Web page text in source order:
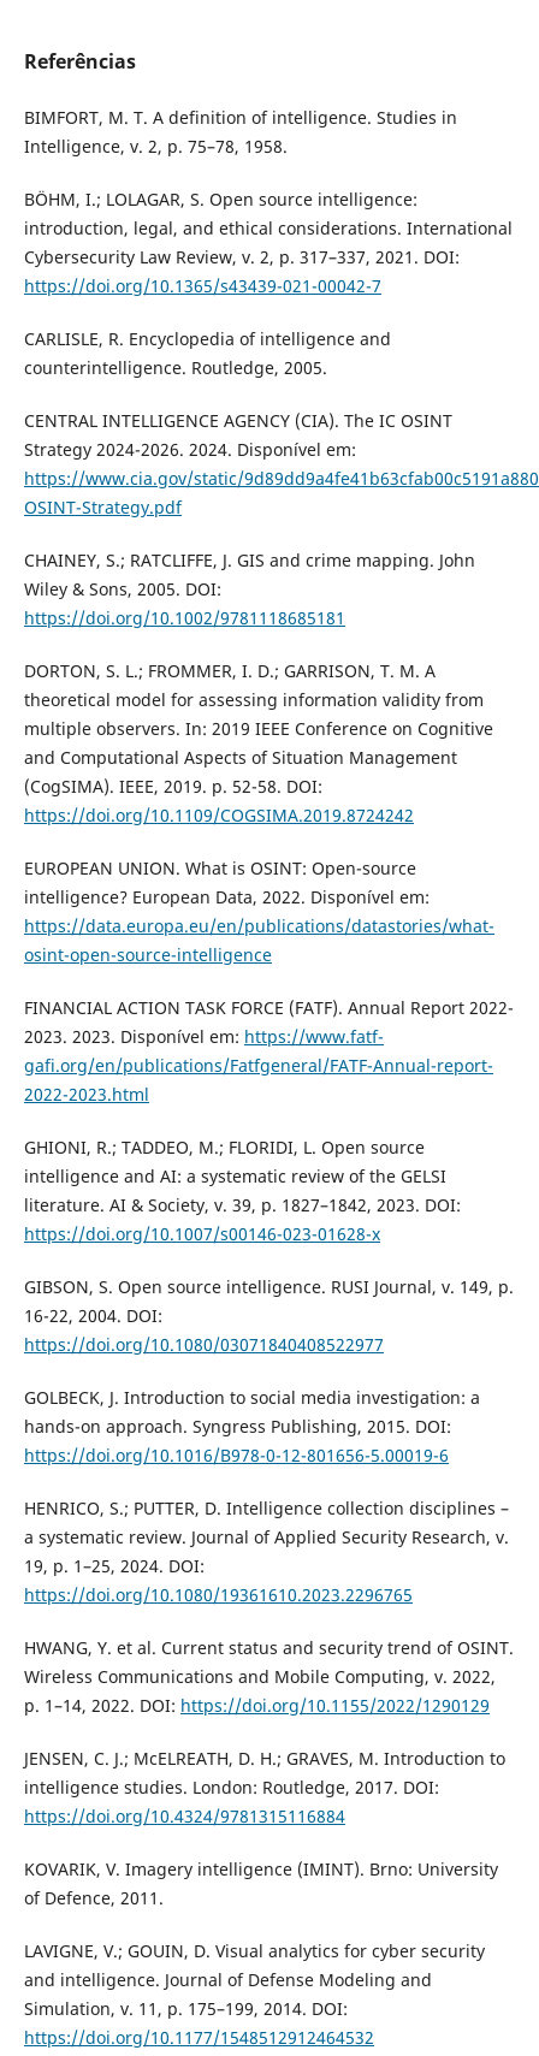
Referências
BIMFORT, M. T. A definition of intelligence. Studies in
Intelligence, v. 2, p. 75–78, 1958.
BÖHM, I.; LOLAGAR, S. Open source intelligence:
introduction, legal, and ethical considerations. International
Cybersecurity Law Review, v. 2, p. 317–337, 2021. DOI:
https://doi.org/10.1365/s43439-021-00042-7
CARLISLE, R. Encyclopedia of intelligence and
counterintelligence. Routledge, 2005.
CENTRAL INTELLIGENCE AGENCY (CIA). The IC OSINT
Strategy 2024-2026. 2024. Disponível em:
https://www.cia.gov/static/
OSINT-Strategy.pdf
CHAINEY, S.; RATCLIFFE, J. GIS and crime mapping. John
Wiley & Sons, 2005. DOI:
https://doi.org/10.1002/9781118685181
DORTON, S. L.; FROMMER, I. D.; GARRISON, T. M. A
theoretical model for assessing information validity from
multiple observers. In: 2019 IEEE Conference on Cognitive
and Computational Aspects of Situation Management
(CogSIMA). IEEE, 2019. p. 52-58. DOI:
https://doi.org/10.1109/COGSIMA.2019.8724242
EUROPEAN UNION. What is OSINT: Open-source
intelligence? European Data, 2022. Disponível em:
https://data.europa.eu/en/publications/datastories/what-
osint-open-source-intelligence
FINANCIAL ACTION TASK FORCE (FATF). Annual Report 2022-
2023. 2023. Disponível em: https://www.fatf-
gafi.org/en/publications/Fatfgeneral/FATF-Annual-report-
2022-2023.html
GHIONI, R.; TADDEO, M.; FLORIDI, L. Open source
intelligence and AI: a systematic review of the GELSI
literature. AI & Society, v. 39, p. 1827–1842, 2023. DOI:
https://doi.org/10.1007/s00146-023-01628-x
GIBSON, S. Open source intelligence. RUSI Journal, v. 149, p.
16-22, 2004. DOI:
https://doi.org/10.1080/03071840408522977
GOLBECK, J. Introduction to social media investigation: a
hands-on approach. Syngress Publishing, 2015. DOI:
https://doi.org/10.1016/B978-0-12-801656-5.00019-6
HENRICO, S.; PUTTER, D. Intelligence collection disciplines –
a systematic review. Journal of Applied Security Research, v.
19, p. 1–25, 2024. DOI:
https://doi.org/10.1080/19361610.2023.2296765
HWANG, Y. et al. Current status and security trend of OSINT.
Wireless Communications and Mobile Computing, v. 2022,
p. 1–14, 2022. DOI: https://doi.org/10.1155/2022/1290129
JENSEN, C. J.; McELREATH, D. H.; GRAVES, M. Introduction to
intelligence studies. London: Routledge, 2017. DOI:
https://doi.org/10.4324/9781315116884
KOVARIK, V. Imagery intelligence (IMINT). Brno: University
of Defence, 2011.
LAVIGNE, V.; GOUIN, D. Visual analytics for cyber security
and intelligence. Journal of Defense Modeling and
Simulation, v. 11, p. 175–199, 2014. DOI:
https://doi.org/10.1177/1548512912464532